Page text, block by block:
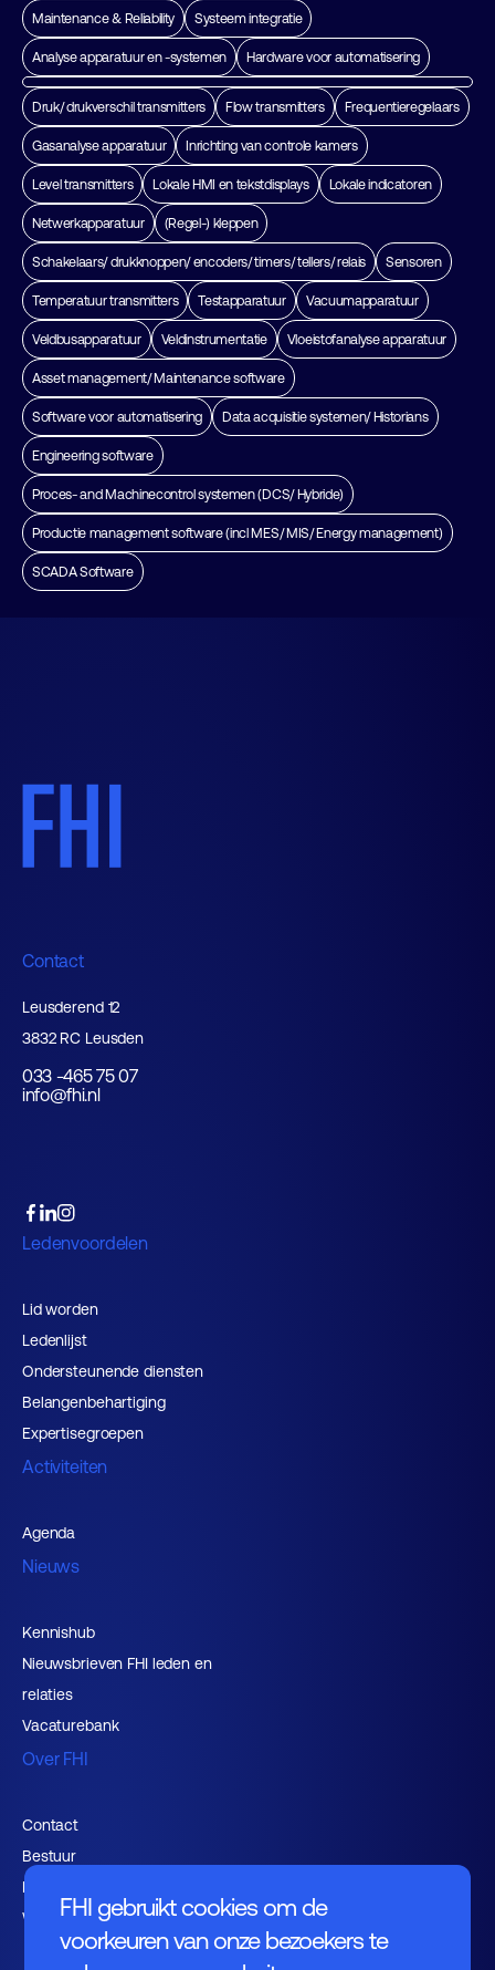
FHI gebruikt cookies om de
voorkeuren van onze bezoekers te
Maintenance & Reliability Systeem integratie
Analyse apparatuur en -systemen Hardware voor automatisering
Druk/ drukverschil transmitters Flow transmitters Frequentieregelaars
Gasanalyse apparatuur Inrichting van controle kamers
Level transmitters Lokale HMI en tekstdisplays Lokale indicatoren
Netwerkapparatuur (Regel-) kleppen
Schakelaars/ drukknoppen/ encoders/ timers/ tellers/ relais Sensoren
Temperatuur transmitters Testapparatuur Vacuumapparatuur
Veldbusapparatuur Veldinstrumentatie Vloeistofanalyse apparatuur
Asset management/ Maintenance software
Software voor automatisering Data acquisitie systemen/ Historians
Engineering software
Proces- and Machinecontrol systemen (DCS/ Hybride)
Productie management software (incl MES/ MIS/ Energy management)
SCADA Software
Contact
Leusderend 12
3832 RC Leusden
033 -465 75 07
info@fhi.nl
Ledenvoordelen
Lid worden
Ledenlijst
Ondersteunende diensten
Belangenbehartiging
Expertisegroepen
Activiteiten
Agenda
Nieuws
Kennishub
Nieuwsbrieven FHI leden en
relaties
Vacaturebank
Over FHI
Contact
Bestuur
Medewerkers
Werken bij FHI